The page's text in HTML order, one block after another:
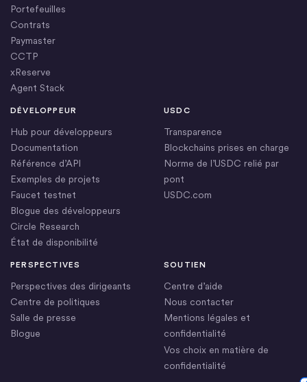
Portefeuilles
Contrats
Paymaster
CCTP
xReserve
Agent Stack
DÉVELOPPEUR
Hub pour développeurs
Documentation
Référence d’API
Exemples de projets
Faucet testnet
Blogue des développeurs
Circle Research
État de disponibilité
USDC
Transparence
Blockchains prises en charge
Norme de l’USDC relié par
pont
USDC.com
PERSPECTIVES
Perspectives des dirigeants
Centre de politiques
Salle de presse
Blogue
SOUTIEN
Centre d’aide
Nous contacter
Mentions légales et
confidentialité
Vos choix en matière de
confidentialité